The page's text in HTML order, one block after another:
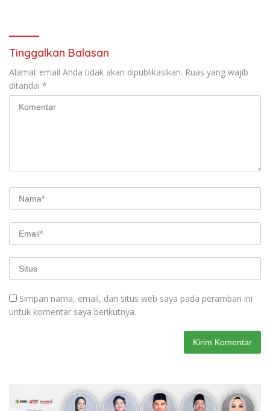
Tinggalkan Balasan
Alamat email Anda tidak akan dipublikasikan. Ruas yang wajib
ditandai *
Simpan nama, email, dan situs web saya pada peramban ini
untuk komentar saya berikutnya.